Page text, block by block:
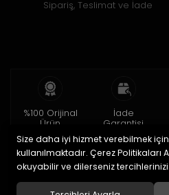
Sipariş, Teslimat ve İade
%100 Orijinal
Ürün
2 yıl garanti
İade
Garantisi
15 gün içinde
iade
Size daha iyi hizmet verebilmek
kullanılmaktadır. Çerez Politikaları
okuyabilir ve dilerseniz